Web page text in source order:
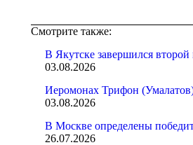
Смотрите также:
В Якутске завершился
03.08.2026
Иеромонах Трифон
03.08.2026
В Москве определены
26.07.2026